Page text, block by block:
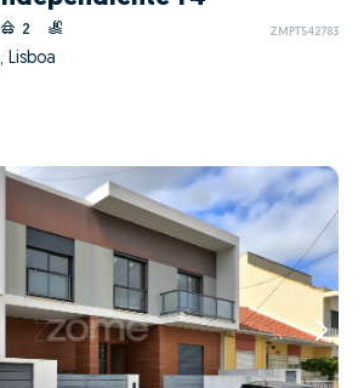
2 ZMPT542783
Lisboa